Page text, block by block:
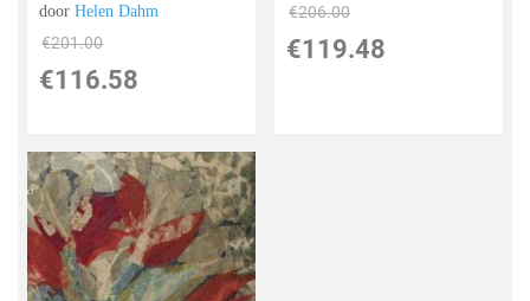
doorHelen Dahm
€201.00
€116.58
€206.00
€119.48